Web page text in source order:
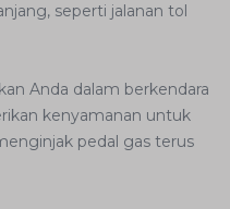
seperti jalanan tol
Anda dalam berkendara
kenyamanan untuk
pedal gas terus